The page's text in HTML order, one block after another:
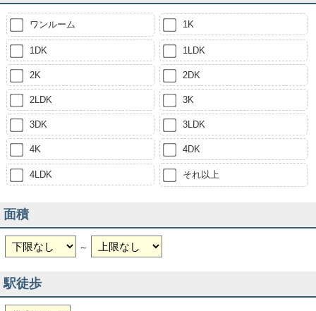
ワンルーム 1K
1DK 1LDK
2K 2DK
2LDK 3K
3DK 3LDK
4K 4DK
4LDK それ以上
面積
～
駅徒歩